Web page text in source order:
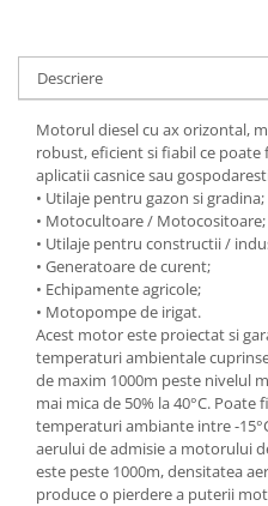
Zdrobitoare electrice & manuale
Zdrobitoare manuale
Masini de cusut si accesorii
Articole antidaunatori gradina
Sere si solarii
Suflante si aspiratoare
Unelte altoit
Unelte manuale de gradina -
Stropitori
Folie si plase pt plante
Masini de maturat manuale
Masini batut stalpi
Kit-uri siguranta auto
Kit-uri Supravietuire si Accesorii
Curatenie si menaj
Accesorii ingrijire casa
Accesorii maturi, mopuri si
Aparate de calcat
Aspiratoare electrice
Cutii depozitare diverse
Cutii depozitare medicamente
Cutii pentru chei
Dulapuri si rafturi de
Maturi, mopuri si galeti
Organizatoare imbracaminte si
incaltaminte
Accesorii pentru macarale
Macarale electrice
Macarale manuale
Aparate si instrumente de
Rulete
Telemetre, nivele, sublere
Masini de polisat
Rindele electrice
Pistoale electrice aer cald si
Pistoale electrice aer cald
Pistoale electrice de vopsit
Echipamente de protectie
Cizme, bocanci, pantofi si
Descriere
Motorul diesel cu ax orizontal,
robust, eficient si fiabil ce
aplicatii casnice sau
• Utilaje pentru gazon si gradina;
• Motocultoare / Motocositoare;
• Utilaje pentru constructii /
• Generatoare de curent;
• Echipamente agricole;
• Motopompe de irigat.
Acest motor este proiectat si
temperaturi ambientale
de maxim 1000m peste nivelul
mai mica de 50% la 40°C.
temperaturi ambiante intre -
aerului de admisie a motorului
este peste 1000m, densitatea
produce o pierdere a puterii